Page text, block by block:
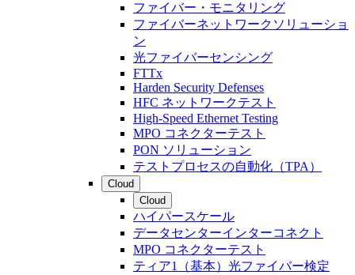
ファイバー・モニタリング
ファイバーネットワークソリューショ
ン
光ファイバーセンシング
FTTx
Harden Security Defenses
HFC ネットワークテスト
High-Speed Ethernet Testing
MPO コネクターテスト
PON ソリューション
テストプロセスの自動化（TPA）
Cloud
Cloud
ハイパースケール
データセンターインターコネクト
MPO コネクターテスト
ティア1（基本）光ファイバー検定